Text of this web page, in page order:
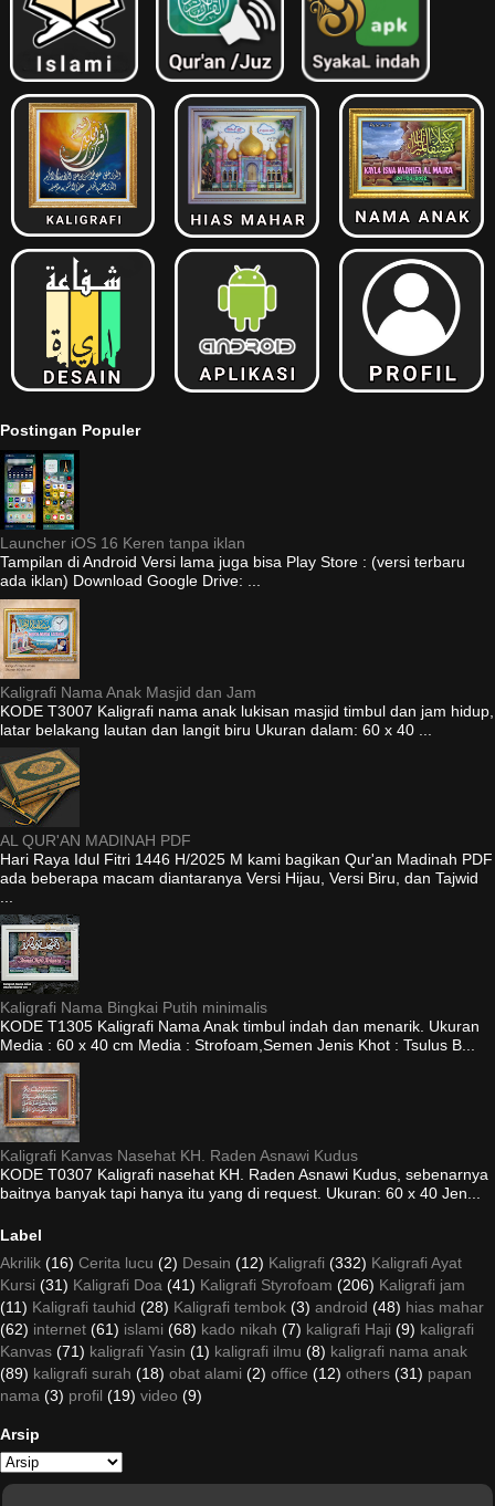
Postingan Populer
Launcher iOS 16 Keren tanpa iklan
Tampilan di Android Versi lama juga bisa Play Store : (versi terbaru
ada iklan) Download Google Drive: ...
Kaligrafi Nama Anak Masjid dan Jam
KODE T3007 Kaligrafi nama anak lukisan masjid timbul dan jam hidup,
latar belakang lautan dan langit biru Ukuran dalam: 60 x 40 ...
AL QUR'AN MADINAH PDF
Hari Raya Idul Fitri 1446 H/2025 M kami bagikan Qur'an Madinah PDF
ada beberapa macam diantaranya Versi Hijau, Versi Biru, dan Tajwid
Kaligrafi Nama Bingkai Putih minimalis
KODE T1305 Kaligrafi Nama Anak timbul indah dan menarik. Ukuran
Media : 60 x 40 cm Media : Strofoam,Semen Jenis Khot : Tsulus B...
Kaligrafi Kanvas Nasehat KH. Raden Asnawi Kudus
KODE T0307 Kaligrafi nasehat KH. Raden Asnawi Kudus, sebenarnya
baitnya banyak tapi hanya itu yang di request. Ukuran: 60 x 40 Jen...
Label
Akrilik (16) Cerita lucu (2) Desain (12) Kaligrafi (332) Kaligrafi Ayat
Kursi (31) Kaligrafi Doa (41) Kaligrafi Styrofoam (206) Kaligrafi jam
(11) Kaligrafi tauhid (28) Kaligrafi tembok (3) android (48) hias mahar
(62) internet (61) islami (68) kado nikah (7) kaligrafi Haji (9) kaligrafi
Kanvas (71) kaligrafi Yasin (1) kaligrafi ilmu (8) kaligrafi nama anak
(89) kaligrafi surah (18) obat alami (2) office (12) others (31) papan
nama (3) profil (19) video (9)
Arsip